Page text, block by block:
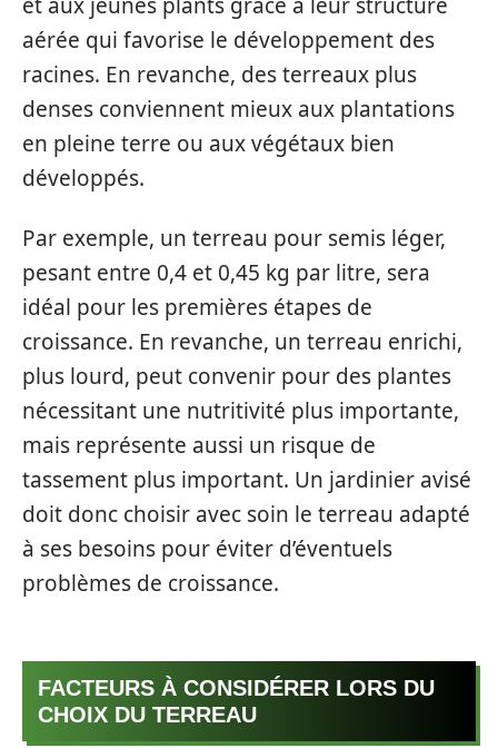
aérée qui favorise le développement des
racines. En revanche, des terreaux plus
denses conviennent mieux aux plantations
en pleine terre ou aux végétaux bien
développés.
Par exemple, un terreau pour semis léger,
pesant entre 0,4 et 0,45 kg par litre, sera
idéal pour les premières étapes de
croissance. En revanche, un terreau enrichi,
plus lourd, peut convenir pour des plantes
nécessitant une nutritivité plus importante,
mais représente aussi un risque de
tassement plus important. Un jardinier avisé
doit donc choisir avec soin le terreau adapté
à ses besoins pour éviter d’éventuels
problèmes de croissance.
FACTEURS À CONSIDÉRER LORS DU
CHOIX DU TERREAU